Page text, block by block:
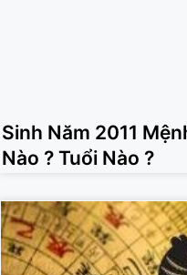
Sinh Năm 2011
Nào ? Tuổi Nào ?